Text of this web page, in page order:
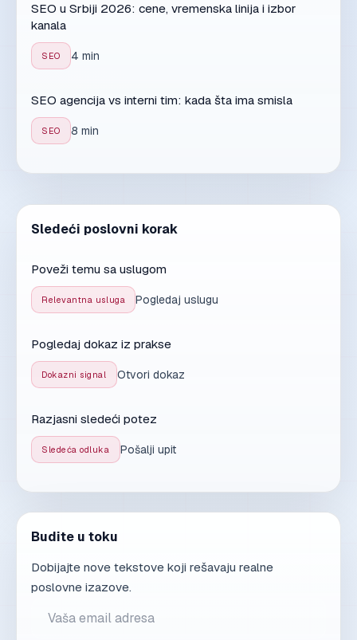
SEO u Srbiji 2026: cene, vremenska linija i izbor
kanala
SEO 4 min
SEO agencija vs interni tim: kada šta ima smisla
SEO 8 min
Sledeći poslovni korak
Poveži temu sa uslugom
Relevantna usluga Pogledaj uslugu
Pogledaj dokaz iz prakse
Dokazni signal Otvori dokaz
Razjasni sledeći potez
Sledeća odluka Pošalji upit
Budite u toku
Dobijajte nove tekstove koji rešavaju realne
poslovne izazove.